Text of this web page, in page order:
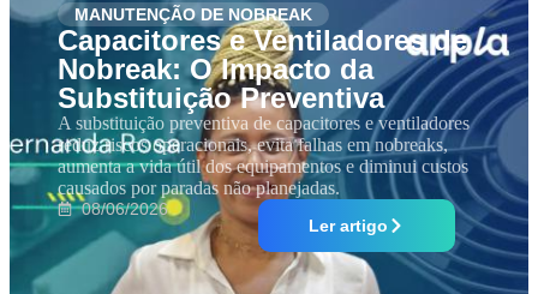
MANUTENÇÃO DE NOBREAK
Capacitores e Ventiladores de
Nobreak: O Impacto da
Substituição Preventiva
A substituição preventiva de capacitores e ventiladores
reduz riscos operacionais, evita falhas em nobreaks,
aumenta a vida útil dos equipamentos e diminui custos
causados por paradas não planejadas.
08/06/2026
Ler artigo